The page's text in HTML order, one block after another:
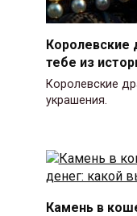
Королевские
тебе из
Королевские
украшения.
Камень в